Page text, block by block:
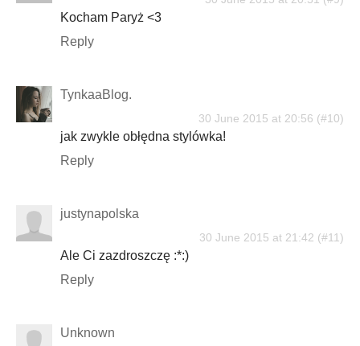
Kocham Paryż <3
Reply
TynkaaBlog.
30 June 2015 at 20:56
jak zwykle obłędna stylówka!
Reply
justynapolska
30 June 2015 at 21:42
Ale Ci zazdroszczę :*:)
Reply
Unknown